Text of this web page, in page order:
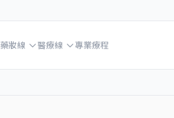
藥妝線 醫療線 專業療程